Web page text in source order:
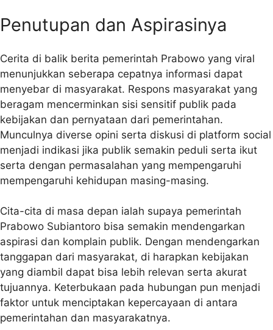
Penutupan dan Aspirasinya
Cerita di balik berita pemerintah Prabowo yang viral
menunjukkan seberapa cepatnya informasi dapat
menyebar di masyarakat. Respons masyarakat yang
beragam mencerminkan sisi sensitif publik pada
kebijakan dan pernyataan dari pemerintahan.
Munculnya diverse opini serta diskusi di platform social
menjadi indikasi jika publik semakin peduli serta ikut
serta dengan permasalahan yang mempengaruhi
mempengaruhi kehidupan masing-masing.
Cita-cita di masa depan ialah supaya pemerintah
Prabowo Subiantoro bisa semakin mendengarkan
aspirasi dan komplain publik. Dengan mendengarkan
tanggapan dari masyarakat, di harapkan kebijakan
yang diambil dapat bisa lebih relevan serta akurat
tujuannya. Keterbukaan pada hubungan pun menjadi
faktor untuk menciptakan kepercayaan di antara
pemerintahan dan masyarakatnya.